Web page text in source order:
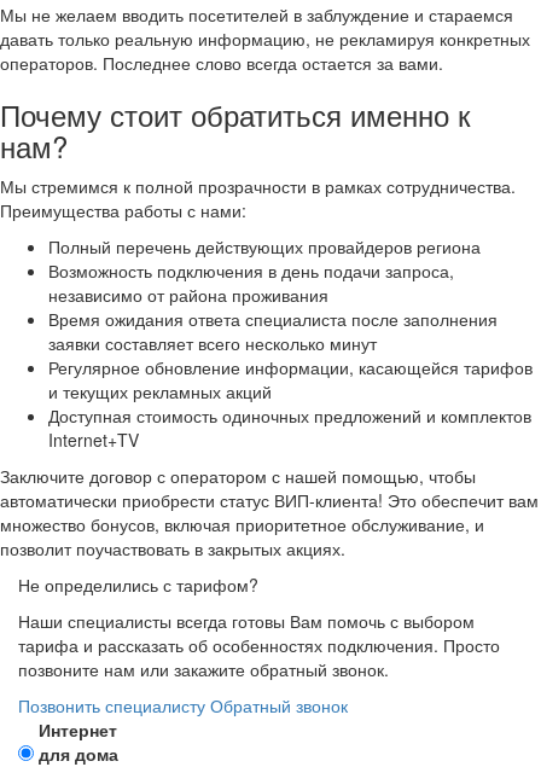
Мы не желаем вводить посетителей в заблуждение и стараемся
давать только реальную информацию, не рекламируя конкретных
операторов. Последнее слово всегда остается за вами.
Почему стоит обратиться именно к
нам?
Мы стремимся к полной прозрачности в рамках сотрудничества.
Преимущества работы с нами:
Полный перечень действующих провайдеров региона
Возможность подключения в день подачи запроса,
независимо от района проживания
Время ожидания ответа специалиста после заполнения
заявки составляет всего несколько минут
Регулярное обновление информации, касающейся тарифов
и текущих рекламных акций
Доступная стоимость одиночных предложений и комплектов
Internet+TV
Заключите договор с оператором с нашей помощью, чтобы
автоматически приобрести статус ВИП-клиента! Это обеспечит вам
множество бонусов, включая приоритетное обслуживание, и
позволит поучаствовать в закрытых акциях.
Не определились с тарифом?
Наши специалисты всегда готовы Вам помочь с выбором
тарифа и рассказать об особенностях подключения. Просто
позвоните нам или закажите обратный звонок.
Позвонить специалисту Обратный звонок
Интернет
для дома